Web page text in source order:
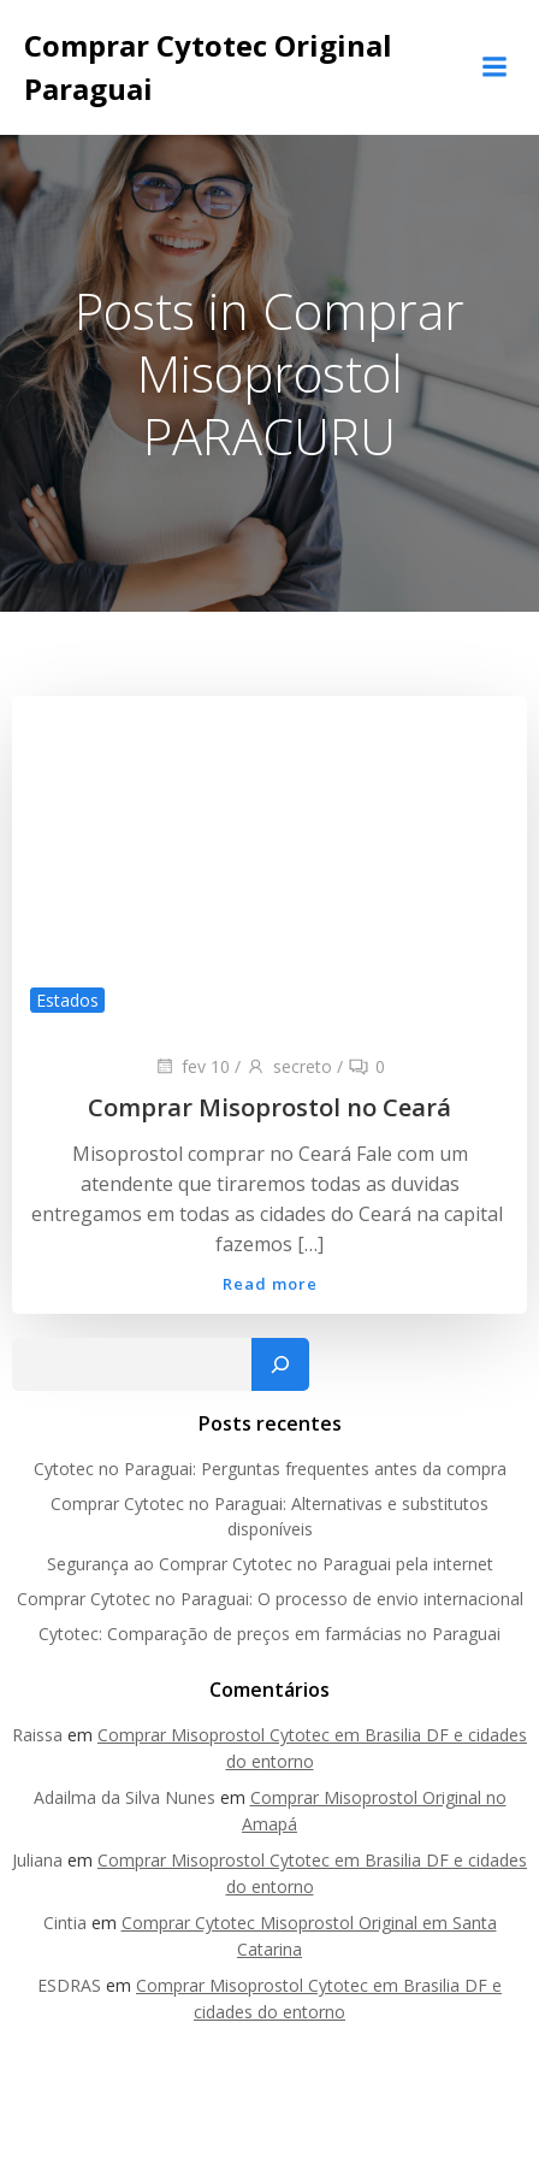
para
Comprar Cytotec Original
Paraguai
Posts in Comprar
Misoprostol
PARACURU
Estados
fev 10 / secreto / 0
Comprar Misoprostol no Ceará
Misoprostol comprar no Ceará Fale com um
atendente que tiraremos todas as duvidas
entregamos em todas as cidades do Ceará na capital
fazemos […]
Read more
Pesquisar
Posts recentes
Cytotec no Paraguai: Perguntas frequentes antes da compra
Comprar Cytotec no Paraguai: Alternativas e substitutos
disponíveis
Segurança ao Comprar Cytotec no Paraguai pela internet
Comprar Cytotec no Paraguai: O processo de envio internacional
Cytotec: Comparação de preços em farmácias no Paraguai
Comentários
Raissa em Comprar Misoprostol Cytotec em Brasilia DF e cidades
do entorno
Adailma da Silva Nunes em Comprar Misoprostol Original no
Amapá
Juliana em Comprar Misoprostol Cytotec em Brasilia DF e cidades
do entorno
Cintia em Comprar Cytotec Misoprostol Original em Santa
Catarina
ESDRAS em Comprar Misoprostol Cytotec em Brasilia DF e
cidades do entorno